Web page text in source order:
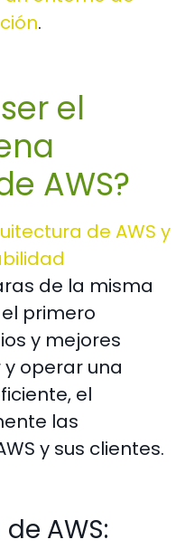
.
el
AWS?
de AWS y
de la misma
primero
y mejores
operar una
el
las
y sus clientes.
AWS: